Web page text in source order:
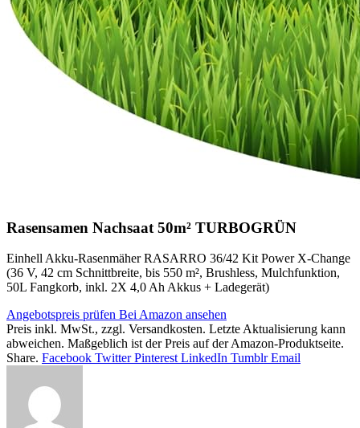
Rasensamen Nachsaat 50m² TURBOGRÜN
Einhell Akku-Rasenmäher RASARRO 36/42 Kit Power X-Change
(36 V, 42 cm Schnittbreite, bis 550 m², Brushless, Mulchfunktion,
50L Fangkorb, inkl. 2X 4,0 Ah Akkus + Ladegerät)
Angebotspreis prüfen Bei Amazon ansehen
Preis inkl. MwSt., zzgl. Versandkosten. Letzte Aktualisierung kann
abweichen. Maßgeblich ist der Preis auf der Amazon-Produktseite.
Share. Facebook Twitter Pinterest LinkedIn Tumblr Email